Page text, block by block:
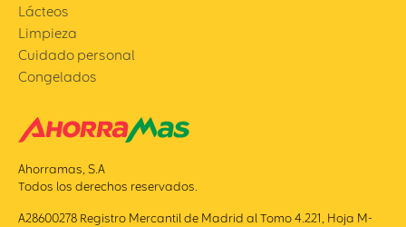
Lácteos
Limpieza
Cuidado personal
Congelados
Ahorramas, S.A
Todos los derechos reservados.
A28600278 Registro Mercantil de Madrid al Tomo 4.221, Hoja M-